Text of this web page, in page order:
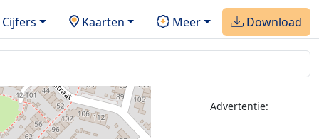
Cijfers Kaarten Meer Download
Advertentie: